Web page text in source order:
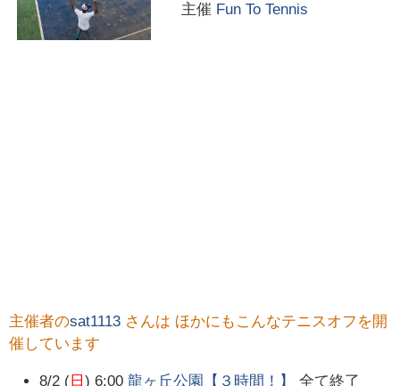
主催 Fun To Tennis
主催者のsat1113 さんは ほかにもこんなテニスオフを開
催しています
8/2 ( 日) 6:00 龍ヶ丘公園【３時間！】
全て終了